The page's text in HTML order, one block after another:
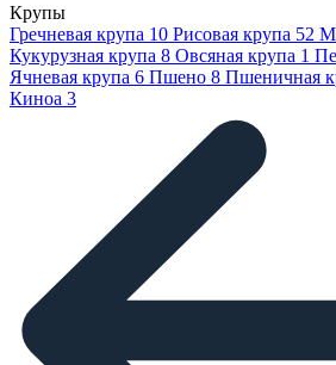
Крупы
Гречневая крупа 10 Рисовая крупа 52
Кукурузная крупа 8 Овсяная крупа 1
Ячневая крупа 6 Пшено 8 Пшеничная
Киноа 3